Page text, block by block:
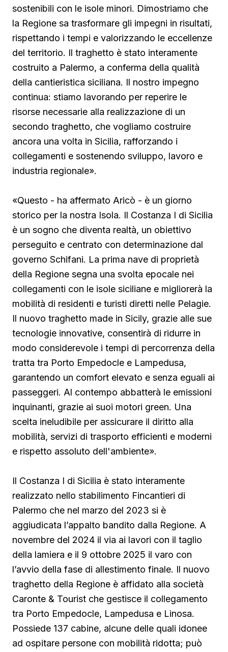
sostenibili con le isole minori. Dimostriamo che
la Regione sa trasformare gli impegni in risultati,
rispettando i tempi e valorizzando le eccellenze
del territorio. Il traghetto è stato interamente
costruito a Palermo, a conferma della qualità
della cantieristica siciliana. Il nostro impegno
continua: stiamo lavorando per reperire le
risorse necessarie alla realizzazione di un
secondo traghetto, che vogliamo costruire
ancora una volta in Sicilia, rafforzando i
collegamenti e sostenendo sviluppo, lavoro e
industria regionale».
«Questo - ha affermato Aricò - è un giorno
storico per la nostra Isola. Il Costanza I di Sicilia
è un sogno che diventa realtà, un obiettivo
perseguito e centrato con determinazione dal
governo Schifani. La prima nave di proprietà
della Regione segna una svolta epocale nei
collegamenti con le isole siciliane e migliorerà la
mobilità di residenti e turisti diretti nelle Pelagie.
Il nuovo traghetto made in Sicily, grazie alle sue
tecnologie innovative, consentirà di ridurre in
modo considerevole i tempi di percorrenza della
tratta tra Porto Empedocle e Lampedusa,
garantendo un comfort elevato e senza eguali ai
passeggeri. Al contempo abbatterà le emissioni
inquinanti, grazie ai suoi motori green. Una
scelta ineludibile per assicurare il diritto alla
mobilità, servizi di trasporto efficienti e moderni
e rispetto assoluto dell'ambiente».
Il Costanza I di Sicilia è stato interamente
realizzato nello stabilimento Fincantieri di
Palermo che nel marzo del 2023 si è
aggiudicata l’appalto bandito dalla Regione. A
novembre del 2024 il via ai lavori con il taglio
della lamiera e il 9 ottobre 2025 il varo con
l’avvio della fase di allestimento finale. Il nuovo
traghetto della Regione è affidato alla società
Caronte & Tourist che gestisce il collegamento
tra Porto Empedocle, Lampedusa e Linosa.
Possiede 137 cabine, alcune delle quali idonee
ad ospitare persone con mobilità ridotta; può